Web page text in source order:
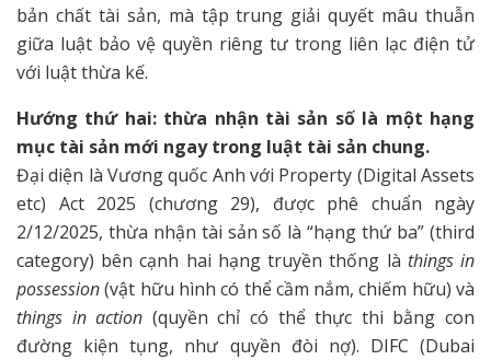
bản chất tài sản, mà tập trung giải quyết mâu thuẫn
giữa luật bảo vệ quyền riêng tư trong liên lạc điện tử
với luật thừa kế.
Hướng thứ hai: thừa nhận tài sản số là một hạng
mục tài sản mới ngay trong luật tài sản chung.
Đại diện là Vương quốc Anh với Property (Digital Assets
etc) Act 2025 (chương 29), được phê chuẩn ngày
2/12/2025, thừa nhận tài sản số là “hạng thứ ba” (third
category) bên cạnh hai hạng truyền thống là things in
possession(vật hữu hình có thể cầm nắm, chiếm hữu) và
things in action (quyền chỉ có thể thực thi bằng con
đường kiện tụng, như quyền đòi nợ). DIFC (Dubai